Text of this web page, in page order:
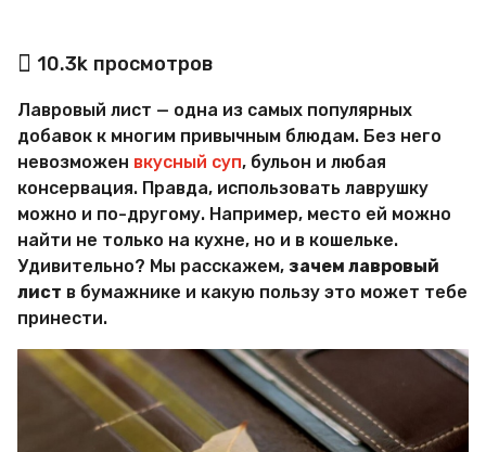
а
в
о
р
М
и
р
Х
и
т
р
о
с
е
10.3k просмотров
Лавровый лист — одна из самых популярных
добавок к многим привычным блюдам. Без него
невозможен вкусный суп, бульон и любая
консервация. Правда, использовать лаврушку
можно и по-другому. Например, место ей можно
найти не только на кухне, но и в кошельке.
Удивительно? Мы расскажем, зачем лавровый
лист в бумажнике и какую пользу это может тебе
принести.